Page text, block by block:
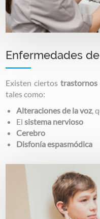
Enfermedades
Existen ciertostrastornos
tales como:
Alteraciones de la voz,
Elsistema nervioso
Cerebro
Disfonía espasmódica
Image